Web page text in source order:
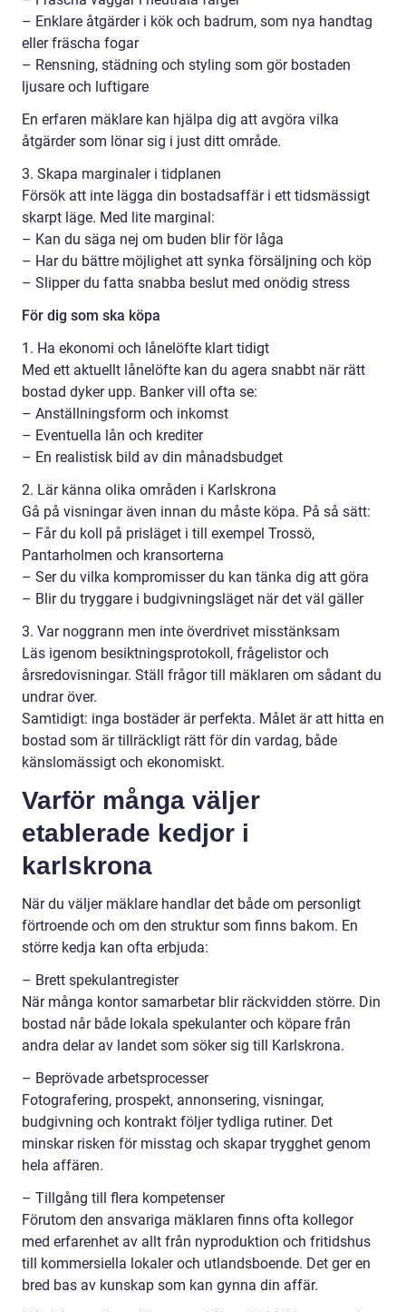
– Enklare åtgärder i kök och badrum, som nya handtag
eller fräscha fogar
– Rensning, städning och styling som gör bostaden
ljusare och luftigare
En erfaren mäklare kan hjälpa dig att avgöra vilka
åtgärder som lönar sig i just ditt område.
3. Skapa marginaler i tidplanen
Försök att inte lägga din bostadsaffär i ett tidsmässigt
skarpt läge. Med lite marginal:
– Kan du säga nej om buden blir för låga
– Har du bättre möjlighet att synka försäljning och köp
– Slipper du fatta snabba beslut med onödig stress
För dig som ska köpa
1. Ha ekonomi och lånelöfte klart tidigt
Med ett aktuellt lånelöfte kan du agera snabbt när rätt
bostad dyker upp. Banker vill ofta se:
– Anställningsform och inkomst
– Eventuella lån och krediter
– En realistisk bild av din månadsbudget
2. Lär känna olika områden i Karlskrona
Gå på visningar även innan du måste köpa. På så sätt:
– Får du koll på prisläget i till exempel Trossö,
Pantarholmen och kransorterna
– Ser du vilka kompromisser du kan tänka dig att göra
– Blir du tryggare i budgivningsläget när det väl gäller
3. Var noggrann men inte överdrivet misstänksam
Läs igenom besiktningsprotokoll, frågelistor och
årsredovisningar. Ställ frågor till mäklaren om sådant du
undrar över.
Samtidigt: inga bostäder är perfekta. Målet är att hitta en
bostad som är tillräckligt rätt för din vardag, både
känslomässigt och ekonomiskt.
Varför många väljer
etablerade kedjor i
karlskrona
När du väljer mäklare handlar det både om personligt
förtroende och om den struktur som finns bakom. En
större kedja kan ofta erbjuda:
– Brett spekulantregister
När många kontor samarbetar blir räckvidden större. Din
bostad når både lokala spekulanter och köpare från
andra delar av landet som söker sig till Karlskrona.
– Beprövade arbetsprocesser
Fotografering, prospekt, annonsering, visningar,
budgivning och kontrakt följer tydliga rutiner. Det
minskar risken för misstag och skapar trygghet genom
hela affären.
– Tillgång till flera kompetenser
Förutom den ansvariga mäklaren finns ofta kollegor
med erfarenhet av allt från nyproduktion och fritidshus
till kommersiella lokaler och utlandsboende. Det ger en
bred bas av kunskap som kan gynna din affär.